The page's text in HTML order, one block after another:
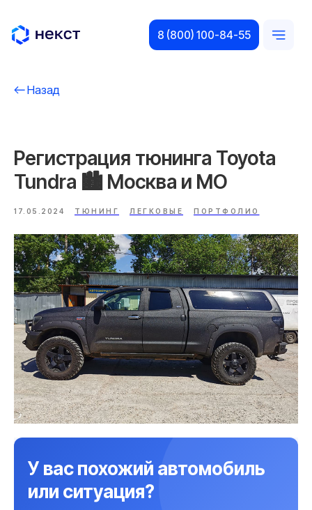
8 (800) 100-84-55
Регистрация тюнинга Toyota
Tundra 🏙️ Москва и МO
17.05.2024 ТЮНИНГ ЛЕГКОВЫЕ ПОРТФОЛИО
У вас похожий автомобиль
или ситуация?